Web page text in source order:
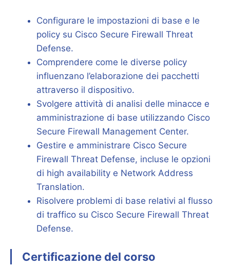
Configurare le impostazioni di base e le
policy su Cisco Secure Firewall Threat
Defense.
Comprendere come le diverse policy
influenzano l’elaborazione dei pacchetti
attraverso il dispositivo.
Svolgere attività di analisi delle minacce e
amministrazione di base utilizzando Cisco
Secure Firewall Management Center.
Gestire e amministrare Cisco Secure
Firewall Threat Defense, incluse le opzioni
di high availability e Network Address
Translation.
Risolvere problemi di base relativi al flusso
di traffico su Cisco Secure Firewall Threat
Defense.
Certificazione del corso